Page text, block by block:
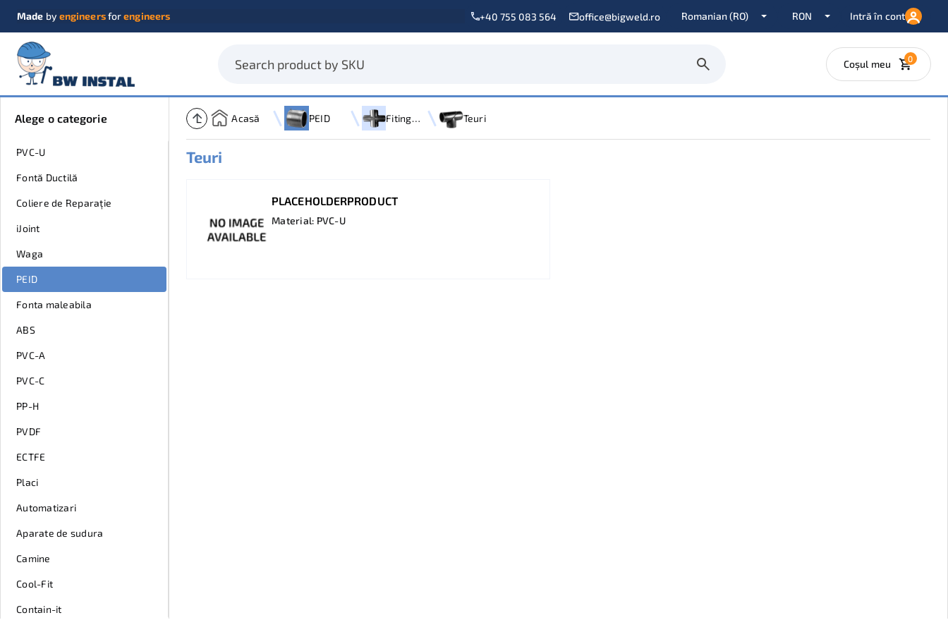
Made by engineersforengineers +40 755 083 564 office@bigweld.ro Intră în cont
Coșul meu 0
Alege o categorie
PVC-U
Fontă Ductilă
Coliere de Reparație
iJoint
Waga
PEID
Fonta maleabila
ABS
PVC-A
PVC-C
PP-H
PVDF
ECTFE
Placi
Automatizari
Aparate de sudura
Camine
Cool-Fit
Contain-it
Acasă PEID Fitinguri Confectionate Teuri
Teuri
PLACEHOLDERPRODUCT
Material: PVC-U